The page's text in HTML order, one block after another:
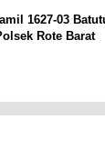
1627-03
Rote Barat